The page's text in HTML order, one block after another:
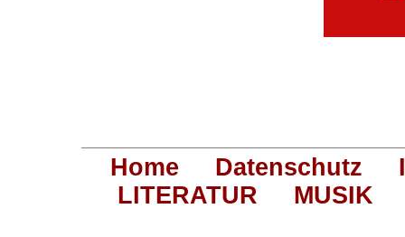
Home Datenschutz
LITERATUR
MUSIK